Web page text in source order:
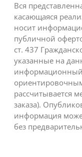
Вся
касающаяся
носит
публичной
ст. 437
указанные на
информационный
рассчитывается
заказа).
информация
без